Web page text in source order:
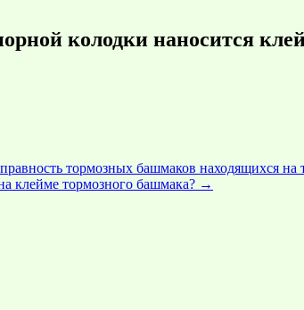
колодки наносится
тормозных башмаков находящихся
клейме тормозного башмака? →